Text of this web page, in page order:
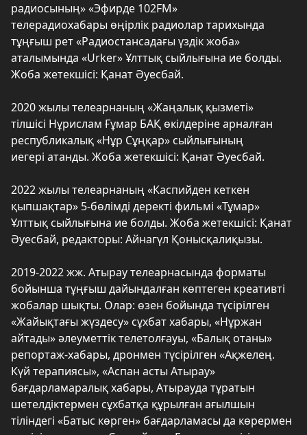
радиосының» «Эфирде 102FM»
телерадиохабары өңірлік радиолар тарихында
тұңғыш рет «Радиостансадағы үздік жоба»
аталымында «Urker» Ұлттық сыйлығына ие болды.
Жоба жетекшісі: Қанат Әуесбай.
2020 жылы телеарнаның «Жаңалық қызметі»
тілшісі Нұрислам Ғұмар БАҚ өкілдеріне арналған
республикалық «Нұр Сұңқар» сыйлығының
иегері атанды. Жоба жетекшісі: Қанат Әуесбай.
2022 жылы телеарнаның «Каспийден кеткен
қыпшақтар» 5-бөлімді деректі фильмі «Тұмар»
Ұлттық сыйлығына ие болды. Жоба жетекшісі: Қанат
Әуесбай, редакторы: Айнагүл Қонысқалиқызы.
2019-2022 жж. Атырау телеарнасында форматы
бойынша тұңғыш дайындалған көптеген креативті
жобалар шықты. Олар: өзен бойында түсірілген
«Жайықтағы жүздесу» сұхбат хабары, «Нұржан
айтады» әлеуметтік телетолғауы, «Балық отаны»
репортаж-хабары, дронмен түсірілген «Ақжелең.
Күй терапиясы», «Аспан асты Атырау»
бағдарламаралық хабары, Атырауда тұратын
шетелдіктермен сұхбатқа құрылған ағылшын
тіліндегі «Батыс көрген» бағдарламасы да көрермен